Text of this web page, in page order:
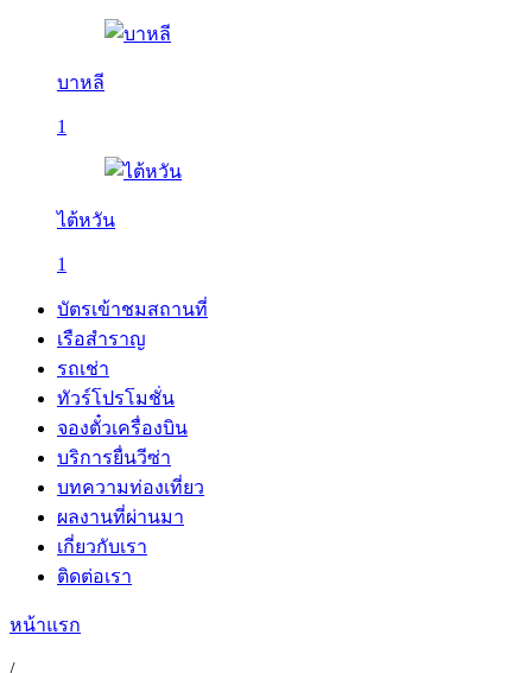
บาหลี
1
ไต้หวัน
1
บัตรเข้าชมสถานที่
เรือสำราญ
รถเช่า
ทัวร์โปรโมชั่น
จองตั๋วเครื่องบิน
บริการยื่นวีซ่า
บทความท่องเที่ยว
ผลงานที่ผ่านมา
เกี่ยวกับเรา
ติดต่อเรา
หน้าแรก
/